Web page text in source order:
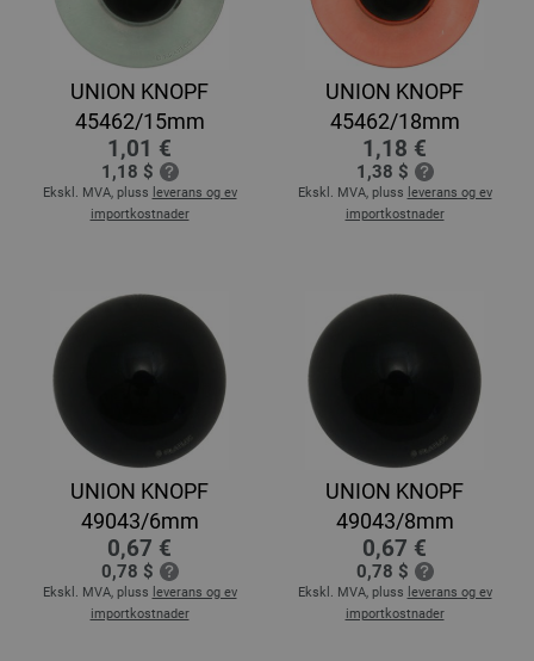
UNION KNOPF
45462/15mm
1,01 €
1,18 $
Ekskl. MVA, pluss leverans og ev
importkostnader
UNION KNOPF
45462/18mm
1,18 €
1,38 $
Ekskl. MVA, pluss leverans og ev
importkostnader
UNION KNOPF
49043/6mm
0,67 €
0,78 $
Ekskl. MVA, pluss leverans og ev
importkostnader
UNION KNOPF
49043/8mm
0,67 €
0,78 $
Ekskl. MVA, pluss leverans og ev
importkostnader